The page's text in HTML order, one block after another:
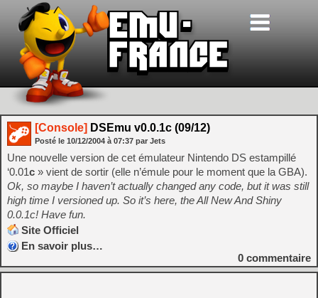
[Console] DSEmu v0.0.1c (09/12)
Posté le 10/12/2004 à 07:37 par Jets
Une nouvelle version de cet émulateur Nintendo DS estampillé
‘0.01c » vient de sortir (elle n’émule pour le moment que la GBA).
Ok, so maybe I haven’t actually changed any code, but it was still
high time I versioned up. So it’s here, the All New And Shiny
0.0.1c! Have fun.
Site Officiel
En savoir plus…
0 commentaire